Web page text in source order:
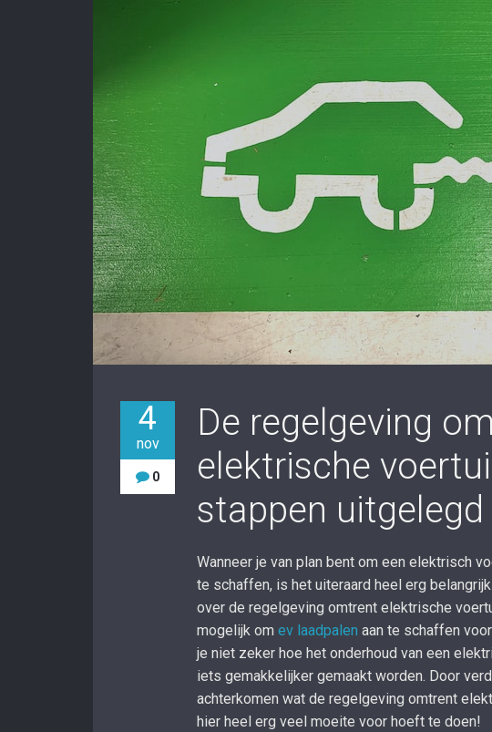
4
nov
0
De regelgeving
elektrische
stappen uitgelegd
Wanneer je van plan bent om een elektrisch
te schaffen, is het uiteraard heel erg
over de regelgeving omtrent elektrische
mogelijk om ev laadpalen aan te schaffen
je niet zeker hoe het onderhoud van een
iets gemakkelijker gemaakt worden. Door
achterkomen wat de regelgeving omtrent
hier heel erg veel moeite voor hoeft te doen!